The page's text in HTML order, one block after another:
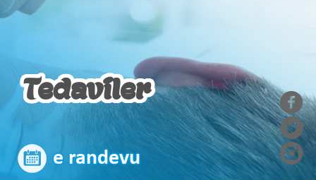
Tedaviler
e randevu